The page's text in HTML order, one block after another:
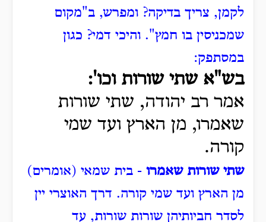
לקמן, צריך בדיקה? ומפרש, ב"מקום
שמכניסין בו חמץ". והיכי דמי? כגון
במסתפק:
בש"א שתי שורות וכו':
אמר רב יהודה, שתי שורות
שאמרו, מן הארץ ועד שמי
קורה.
שתי שורות שאמרו - בית שמאי (אומרים)
מן הארץ ועד שמי קורה. דרך האוצרי יין
לסדר חביותיהן שורות שורות, עד